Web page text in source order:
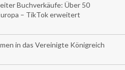
Buchverkäufe: Über 50
– TikTok erweitert
in das Vereinigte Königreich